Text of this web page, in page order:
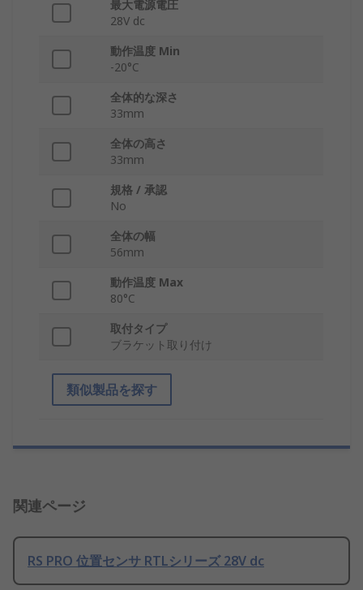
最大電源電圧
28V dc
動作温度 Min
-20°C
全体的な深さ
33mm
全体の高さ
33mm
規格 / 承認
No
全体の幅
56mm
動作温度 Max
80°C
取付タイプ
ブラケット取り付け
類似製品を探す
関連ページ
RS PRO 位置センサ RTLシリーズ 28V dc